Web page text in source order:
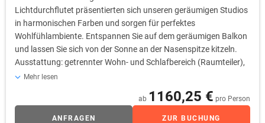
Lichtdurchflutet präsentierten sich unseren geräumigen Studios
in harmonischen Farben und sorgen für perfektes
Wohlfühlambiente. Entspannen Sie auf dem geräumigen Balkon
und lassen Sie sich von der Sonne an der Nasenspitze kitzeln.
Ausstattung: getrennter Wohn- und Schlafbereich (Raumteiler),
Eingangsbereich mit Garderobe, Dusche, separates WC, Föhn,
Minibar, Zimmersafe, Leihbademantel, Balkon zur Westseite
Mehr lesen
ab 1160,25 € pro Person
ANFRAGEN ZUR BUCHUNG